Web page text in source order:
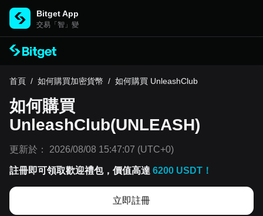
Bitget App
交易「智」變
首頁 / 如何購買加密貨幣 / 如何購買 UnleashClub
如何購買
UnleashClub(UNLEASH)
更新於： 2026/08/08 15:47:07 (UTC+0)
註冊即可領取歡迎禮包，價值高達 6200 USDT！
立即註冊